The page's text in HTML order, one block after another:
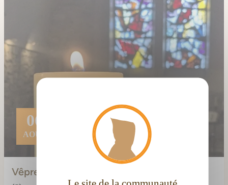
06
AOÛT
Vêpres (avec les frères)